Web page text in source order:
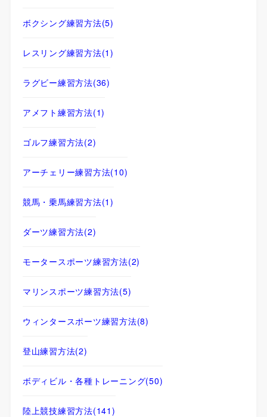
ボクシング練習方法(5)
レスリング練習方法(1)
ラグビー練習方法(36)
アメフト練習方法(1)
ゴルフ練習方法(2)
アーチェリー練習方法(10)
競馬・乗馬練習方法(1)
ダーツ練習方法(2)
モータースポーツ練習方法(2)
マリンスポーツ練習方法(5)
ウィンタースポーツ練習方法(8)
登山練習方法(2)
ボディビル・各種トレーニング(50)
陸上競技練習方法(141)